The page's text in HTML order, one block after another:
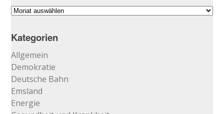
Suchen
Archiv
Kategorien
Allgemein
Demokratie
Deutsche Bahn
Emsland
Energie